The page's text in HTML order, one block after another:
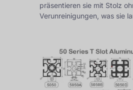
präsentieren sie mit Stolz
Verunreinigungen, was sie